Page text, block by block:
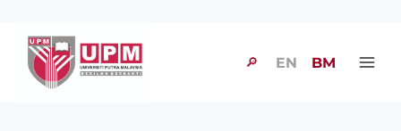
🔎 EN BM